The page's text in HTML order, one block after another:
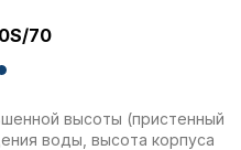
70
высоты (пристенный
воды, высота корпуса